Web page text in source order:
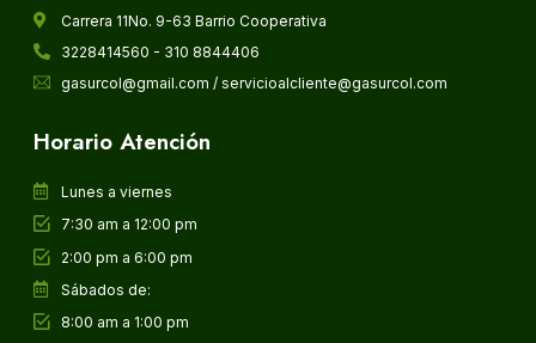
Carrera 11No. 9-63 Barrio Cooperativa
3228414560 - 310 8844406
gasurcol@gmail.com / servicioalcliente@gasurcol.com
Horario Atención
Lunes a viernes
7:30 am a 12:00 pm
2:00 pm a 6:00 pm
Sábados de:
8:00 am a 1:00 pm